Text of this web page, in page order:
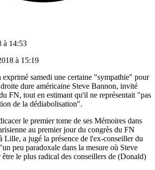
à 14:53
à 15:19
exprimé samedi une certaine "sympathie" pour
dure américaine Steve Bannon, invité
FN, tout en estimant qu'il ne représentait "pas
de la dédiabolisation".
le premier tome de ses Mémoires dans
au premier jour du congrès du FN
Lille, a jugé la présence de l'ex-conseiller du
peu paradoxale dans la mesure où Steve
le plus radical des conseillers de (Donald)